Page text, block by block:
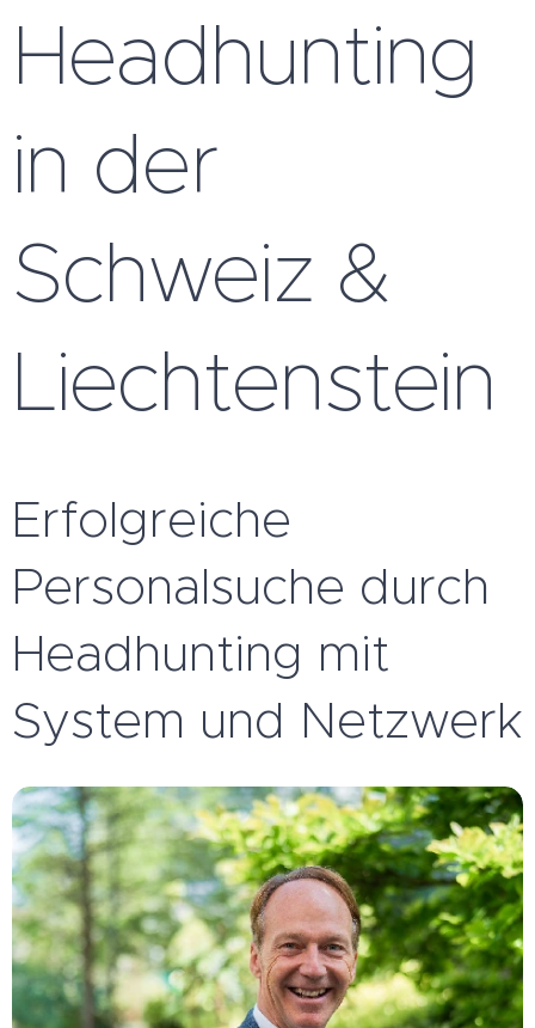
Headhunting
in der
Schweiz &
Liechtenstein
Erfolgreiche
Personalsuche durch
Headhunting mit
System und Netzwerk